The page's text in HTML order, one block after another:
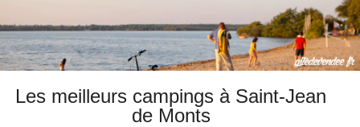
Les meilleurs campings à Saint-Jean
de Monts